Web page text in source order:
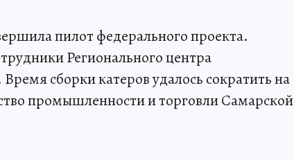
пилот федерального проекта.
Регионального центра
сборки катеров удалось сократить на
промышленности и торговли Самарской